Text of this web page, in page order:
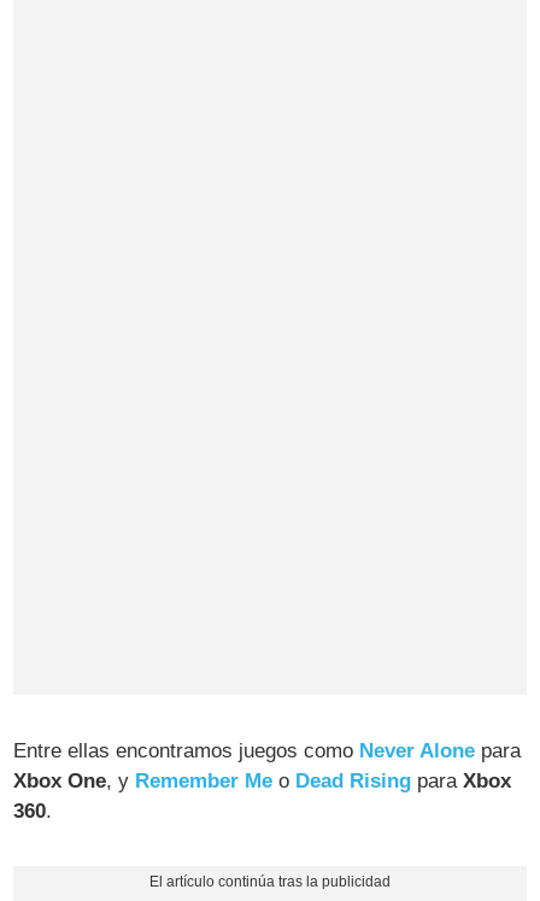
Entre ellas encontramos juegos como Never Alone para
Xbox One, y Remember Me o Dead Rising paraXbox
360.